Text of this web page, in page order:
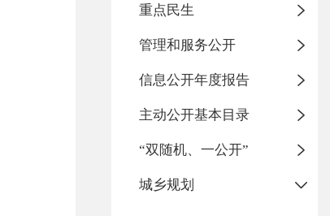
重点民生
管理和服务公开
信息公开年度报告
主动公开基本目录
“双随机、一公开”
城乡规划